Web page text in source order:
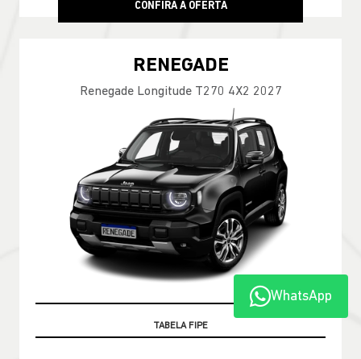
CONFIRA A OFERTA
RENEGADE
Renegade Longitude T270 4X2 2027
TAXA ZERO
WhatsApp